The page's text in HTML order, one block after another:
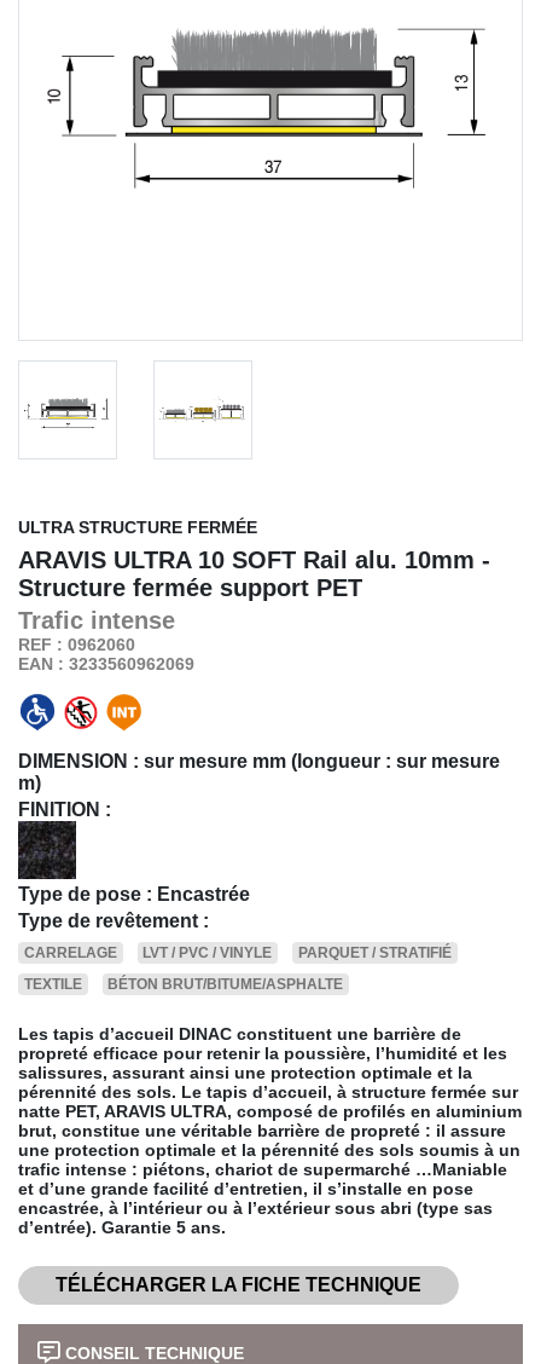
ULTRA STRUCTURE FERMÉE
ARAVIS ULTRA 10 SOFT Rail alu. 10mm -
Structure fermée support PET
Trafic intense
REF : 0962060
EAN : 3233560962069
DIMENSION : sur mesure mm (longueur : sur mesure
m)
FINITION :
Type de pose : Encastrée
Type de revêtement :
CARRELAGE LVT / PVC / VINYLE
PARQUET / STRATIFIÉ
TEXTILE
BÉTON BRUT/BITUME/ASPHALTE
Les tapis d’accueil DINAC constituent une barrière de
propreté efficace pour retenir la poussière, l’humidité et les
salissures, assurant ainsi une protection optimale et la
pérennité des sols. Le tapis d’accueil, à structure fermée sur
natte PET, ARAVIS ULTRA, composé de profilés en aluminium
brut, constitue une véritable barrière de propreté : il assure
une protection optimale et la pérennité des sols soumis à un
trafic intense : piétons, chariot de supermarché …Maniable
et d’une grande facilité d’entretien, il s’installe en pose
encastrée, à l’intérieur ou à l’extérieur sous abri (type sas
d’entrée). Garantie 5 ans.
TÉLÉCHARGER LA FICHE TECHNIQUE
CONSEIL TECHNIQUE